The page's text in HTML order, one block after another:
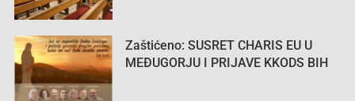
Zaštićeno: SUSRET CHARIS EU U
MEĐUGORJU I PRIJAVE KKODS BIH